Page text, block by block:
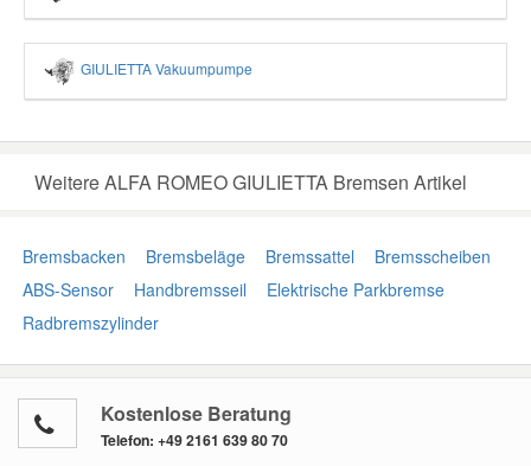
GIULIETTA Vakuumpumpe
Weitere ALFA ROMEO GIULIETTA Bremsen Artikel
Bremsbacken Bremsbeläge Bremssattel
Bremsscheiben
ABS-Sensor
Handbremsseil
Elektrische Parkbremse
Radbremszylinder
Kostenlose Beratung
Telefon: +49 2161 639 80 70